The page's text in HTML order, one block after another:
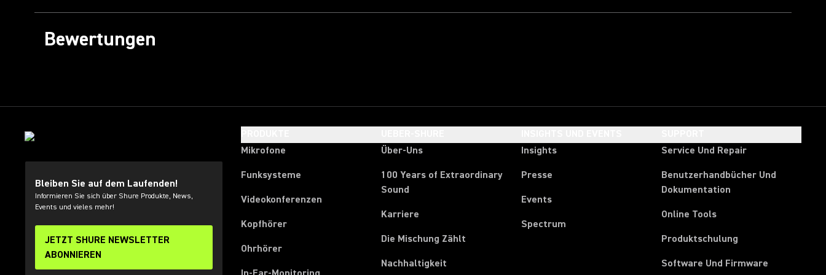
Bewertungen
Bleiben Sie auf dem Laufenden!
Informieren Sie sich über Shure Produkte, News,
Events und vieles mehr!
JETZT SHURE NEWSLETTER
ABONNIEREN
Mikrofone
Funksysteme
Videokonferenzen
Kopfhörer
Ohrhörer
Über-Uns
100 Years of Extraordinary
Sound
Karriere
Die Mischung Zählt
Nachhaltigkeit
Insights
Presse
Events
Spectrum
Service Und Repair
Benutzerhandbücher Und
Dokumentation
Online Tools
Produktschulung
Software Und Firmware